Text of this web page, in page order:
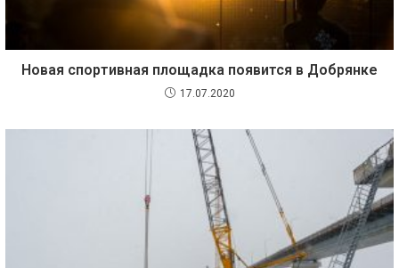
Новая спортивная площадка появится в Добрянке
17.07.2020